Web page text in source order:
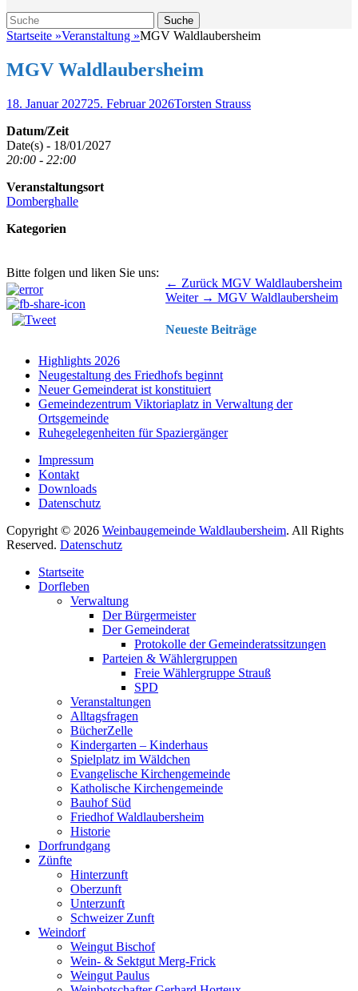
Suche
Suche
nach:
Startseite »Veranstaltung »MGV Waldlaubersheim
MGV Waldlaubersheim
Veröffentlicht
18. Januar 202725. Februar 2026Autor
Torsten Strauss
Datum/Zeit
Date(s) - 18/01/2027
20:00 - 22:00
Veranstaltungsort
Domberghalle
Kategorien
Bitte folgen und liken Sie uns:
Beitragsnavigation ← Zurück Vorhergehender
Beitrag:
MGV Waldlaubersheim
Weiter → Nächster
MGV Waldlaubersheim
Neueste Beiträge
Highlights 2026
Neugestaltung des Friedhofs beginnt
Neuer Gemeinderat ist konstituiert
Gemeindezentrum Viktoriaplatz in Verwaltung der
Ortsgemeinde
Ruhegelegenheiten für Spaziergänger
Impressum
Kontakt
Downloads
Datenschutz
Copyright © 2026 Weinbaugemeinde Waldlaubersheim. All Rights
Reserved. Datenschutz
oben
scrollen
Startseite
Dorfleben
Verwaltung
Der Bürgermeister
Der Gemeinderat
Protokolle der Gemeinderatssitzungen
Parteien & Wählergruppen
Freie Wählergruppe Strauß
SPD
Veranstaltungen
Alltagsfragen
BücherZelle
Kindergarten – Kinderhaus
Spielplatz im Wäldchen
Evangelische Kirchengemeinde
Katholische Kirchengemeinde
Bauhof Süd
Friedhof Waldlaubersheim
Historie
Dorfrundgang
Zünfte
Hinterzunft
Oberzunft
Unterzunft
Schweizer Zunft
Weindorf
Weingut Bischof
Wein- & Sektgut Merg-Frick
Weingut Paulus